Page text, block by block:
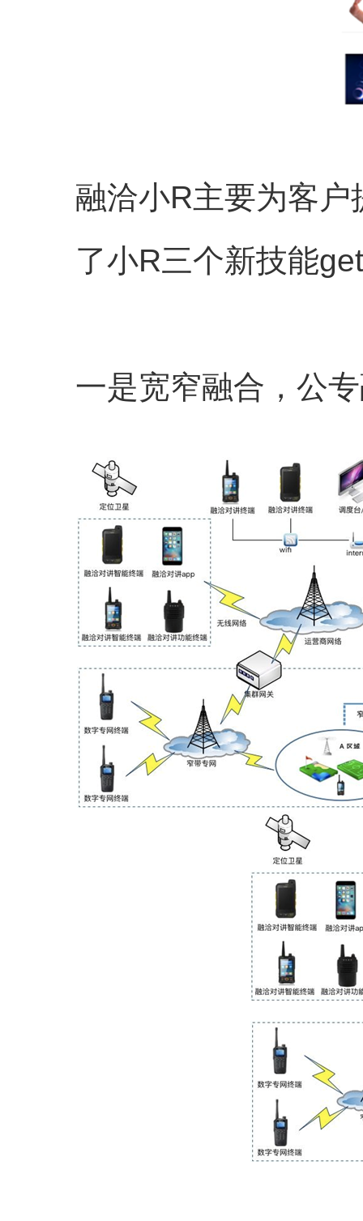
融洽小R主要为客
了小R三个新技能
一是宽窄融合，公